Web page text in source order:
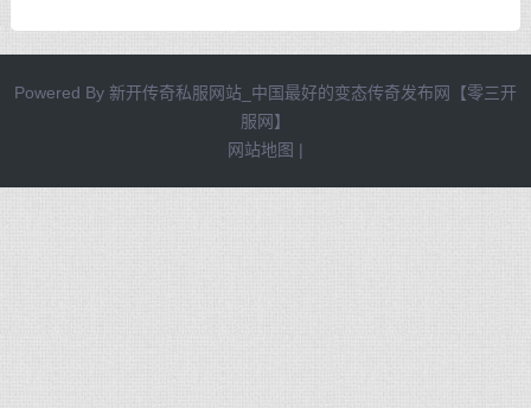
Powered By 新开传奇私服网站_中国最好的变态传奇发布网【零三开
服网】
网站地图 |